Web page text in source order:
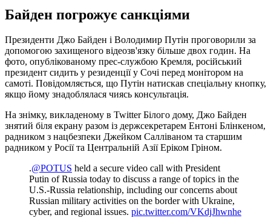
Байден погрожує санкціями
Президенти Джо Байден і Володимир Путін проговорили за
допомогою захищеного відеозв'язку більше двох годин. На
фото, опублікованому прес-службою Кремля, російський
президент сидить у резиденції у Сочі перед монітором на
самоті. Повідомляється, що Путін натискав спеціальну кнопку,
якщо йому знадоблялася чиясь консультація.
На знімку, викладеному в Twitter Білого дому, Джо Байден
знятий біля екрану разом із держсекретарем Ентоні Блінкеном,
радником з нацбезпеки Джейком Салліваном та старшим
радником у Росії та Центральній Азії Еріком Гріном.
.@POTUS held a secure video call with President
Putin of Russia today to discuss a range of topics in the
U.S.-Russia relationship, including our concerns about
Russian military activities on the border with Ukraine,
cyber, and regional issues. pic.twitter.com/VKdjJhwnhe